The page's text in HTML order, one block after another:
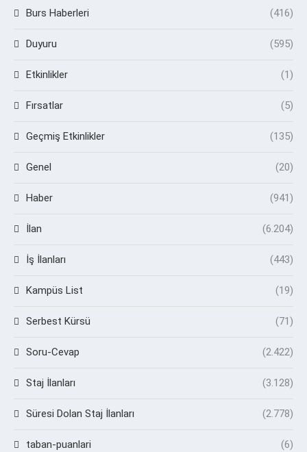
Burs Haberleri (416)
Duyuru (595)
Etkinlikler (1)
Fırsatlar (5)
Geçmiş Etkinlikler (135)
Genel (20)
Haber (941)
İlan (6.204)
İş İlanları (443)
Kampüs List (19)
Serbest Kürsü (71)
Soru-Cevap (2.422)
Staj İlanları (3.128)
Süresi Dolan Staj İlanları (2.778)
taban-puanlari (6)